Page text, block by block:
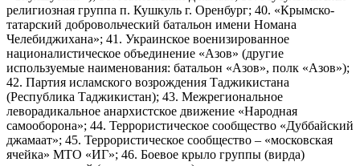
религиозная группа п. Кушкуль г. Оренбург; 40. «Крымско-
татарский добровольческий батальон имени Номана
Челебиджихана»; 41. Украинское военизированное
националистическое объединение «Азов» (другие
используемые наименования: батальон «Азов», полк «Азов»);
42. Партия исламского возрождения Таджикистана
(Республика Таджикистан); 43. Межрегиональное
леворадикальное анархистское движение «Народная
самооборона»; 44. Террористическое сообщество «Дуббайский
джамаат»; 45. Террористическое сообщество – «московская
ячейка» МТО «ИГ»; 46. Боевое крыло группы (вирда)